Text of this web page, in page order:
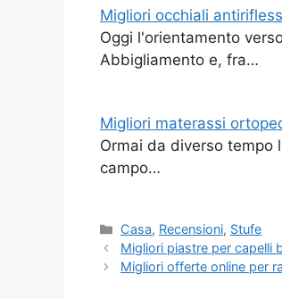
Migliori occhiali
Oggi l'orientamento
Abbigliamento e, fra…
Migliori materassi
Ormai da diverso tempo
campo…
Categorie
Casa, Recensioni, Stufe
Migliori piastre per capelli
Migliori offerte online per